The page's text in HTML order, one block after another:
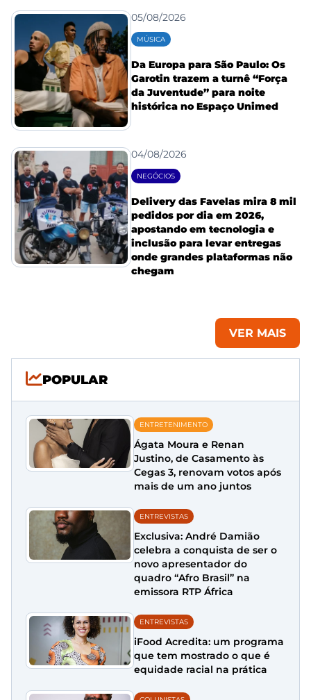
05/08/2026
MÚSICA
Da Europa para São Paulo: Os
Garotin trazem a turnê “Força
da Juventude” para noite
histórica no Espaço Unimed
04/08/2026
NEGÓCIOS
Delivery das Favelas mira 8 mil
pedidos por dia em 2026,
apostando em tecnologia e
inclusão para levar entregas
onde grandes plataformas não
chegam
VER MAIS
POPULAR
ENTRETENIMENTO
Ágata Moura e Renan
Justino, de Casamento às
Cegas 3, renovam votos após
mais de um ano juntos
ENTREVISTAS
Exclusiva: André Damião
celebra a conquista de ser o
novo apresentador do
quadro “Afro Brasil” na
emissora RTP África
ENTREVISTAS
iFood Acredita: um programa
que tem mostrado o que é
equidade racial na prática